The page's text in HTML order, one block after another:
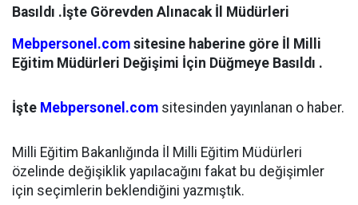
Basıldı .İşte Görevden Alınacak İl Müdürleri
Mebpersonel.com sitesine haberine göre İl Milli
Eğitim Müdürleri Değişimi İçin Düğmeye Basıldı .
İşte Mebpersonel.com sitesinden yayınlanan o haber.
Milli Eğitim Bakanlığında İl Milli Eğitim Müdürleri
özelinde değişiklik yapılacağını fakat bu değişimler
için seçimlerin beklendiğini yazmıştık.